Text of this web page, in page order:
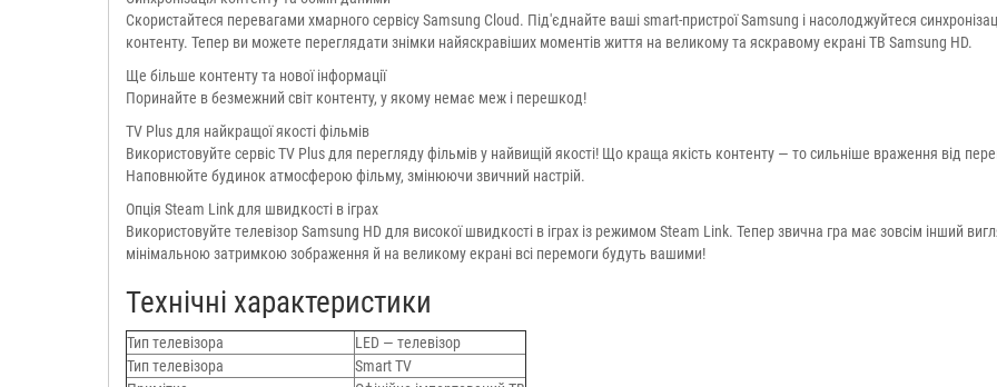
Скористайтеся перевагами хмарного сервісу Samsung Cloud. Під'єднайте ваші smart-пристрої Samsung і насолоджуйтеся
контенту. Тепер ви можете переглядати знімки найяскравіших моментів життя на великому та яскравому екрані ТВ Samsung HD.
Ще більше контенту та нової інформації
Поринайте в безмежний світ контенту, у якому немає меж і перешкод!
TV Plus для найкращої якості фільмів
Використовуйте сервіс TV Plus для перегляду фільмів у найвищій якості! Що краща якість контенту — то сильніше враження від
Наповнюйте будинок атмосферою фільму, змінюючи звичний настрій.
Опція Steam Link для швидкості в іграх
Використовуйте телевізор Samsung HD для високої швидкості в іграх із режимом Steam Link. Тепер звична гра має зовсім інший
мінімальною затримкою зображення й на великому екрані всі перемоги будуть вашими!
Технічні характеристики
Тип телевізора
LED — телевізор
Тип телевізора
Smart TV